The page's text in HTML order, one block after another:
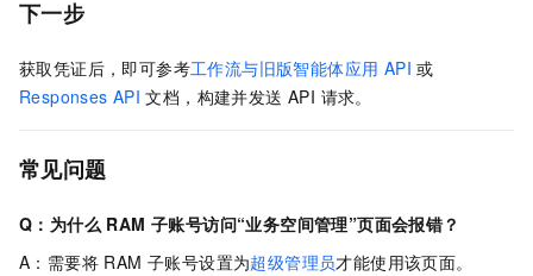
下一步
获取凭证后，即可参考工作流与旧版智能体应用 API 或
Responses API 文档，构建并发送 API 请求。
常见问题
Q：为什么 RAM 子账号访问“业务空间管理”页面会报错？
A：需要将 RAM 子账号设置为超级管理员才能使用该页面。